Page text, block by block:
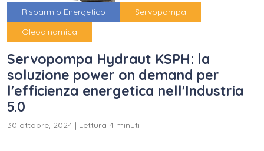
Risparmio Energetico
Servopompa
Oleodinamica
Servopompa Hydraut KSPH: la
soluzione power on demand per
l'efficienza energetica nell'Industria
5.0
30 ottobre, 2024 | Lettura 4 minuti